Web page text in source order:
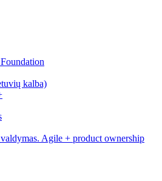
kalba)
Agile + product ownership